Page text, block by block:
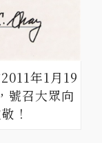
年1月19
號召大眾向
！